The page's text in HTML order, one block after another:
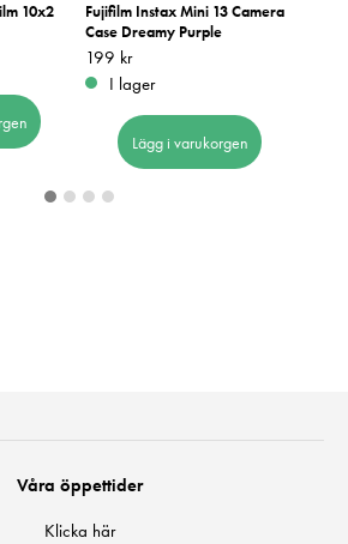
10x2
Fujifilm Instax Mini 13 Camera
Case Dreamy Purple
Pris: 199 kr
199 kr
I lager
Lägg i varukorgen
Våra öppettider
Klicka här